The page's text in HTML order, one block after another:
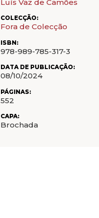
Luís Vaz de Camões
COLECÇÃO:
Fora de Colecção
ISBN:
978-989-785-317-3
DATA DE PUBLICAÇÃO:
08/10/2024
PÁGINAS:
552
CAPA:
Brochada